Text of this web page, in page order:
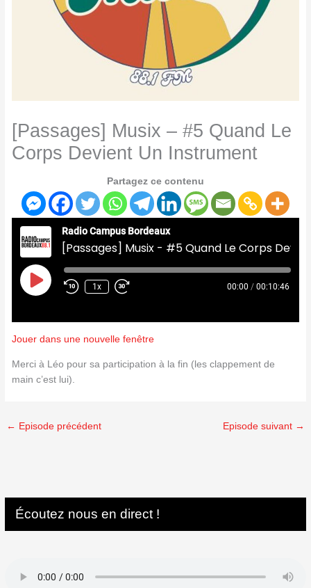
[Passages] Musix – #5 Quand Le
Corps Devient Un Instrument
Partagez ce contenu
Radio Campus Bordeaux
Play
Episode
1x 00:00 / 00:10:46
Jouer dans une nouvelle fenêtre
Merci à Léo pour sa participation à la fin (les clappement de
main c’est lui).
← Episode précédent Episode suivant →
Écoutez nous en direct !